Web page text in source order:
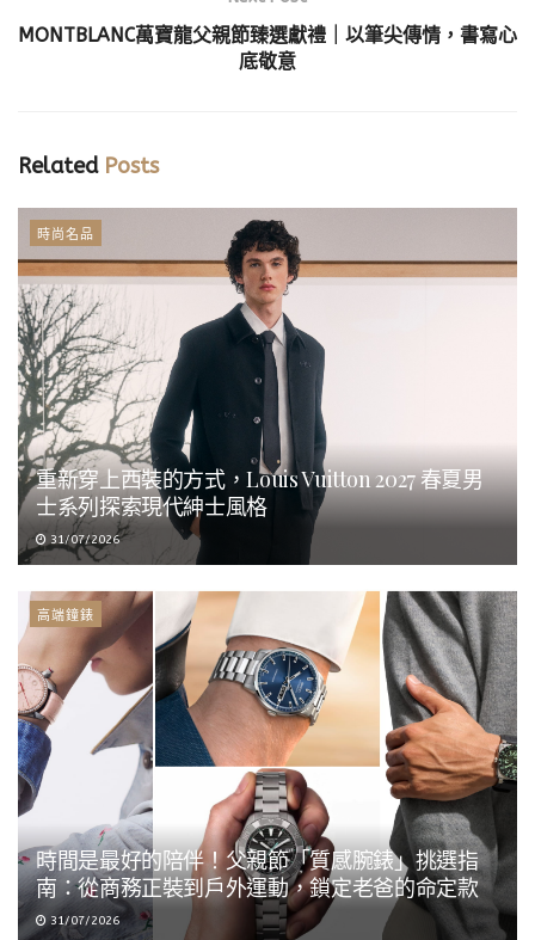
MONTBLANC萬寶龍父親節臻選獻禮｜以筆尖傳情，書寫心
底敬意
RelatedPosts
時尚名品
重新穿上西裝的方式，Louis Vuitton 2027 春夏男
士系列探索現代紳士風格
31/07/2026
高端鐘錶
時間是最好的陪伴！父親節「質感腕錶」挑選指
南：從商務正裝到戶外運動，鎖定老爸的命定款
31/07/2026